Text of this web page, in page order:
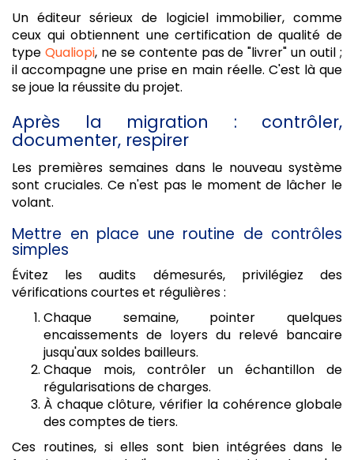
Un éditeur sérieux de logiciel immobilier, comme
ceux qui obtiennent une certification de qualité de
type Qualiopi, ne se contente pas de "livrer" un outil ;
il accompagne une prise en main réelle. C'est là que
se joue la réussite du projet.
Après la migration : contrôler,
documenter, respirer
Les premières semaines dans le nouveau système
sont cruciales. Ce n'est pas le moment de lâcher le
volant.
Mettre en place une routine de contrôles
simples
Évitez les audits démesurés, privilégiez des
vérifications courtes et régulières :
Chaque semaine, pointer quelques
encaissements de loyers du relevé bancaire
jusqu'aux soldes bailleurs.
Chaque mois, contrôler un échantillon de
régularisations de charges.
À chaque clôture, vérifier la cohérence globale
des comptes de tiers.
Ces routines, si elles sont bien intégrées dans le